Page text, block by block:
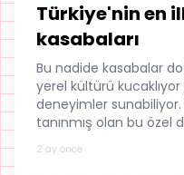
Türkiye'nin en
kasabaları
Bu nadide kasabalar
yerel kültürü
deneyimler sunabiliyor.
tanınmış olan bu özel
konusuna da oldukça
2 ay önce